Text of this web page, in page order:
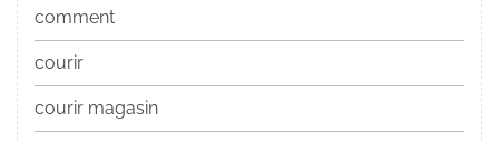
comment
courir
courir magasin